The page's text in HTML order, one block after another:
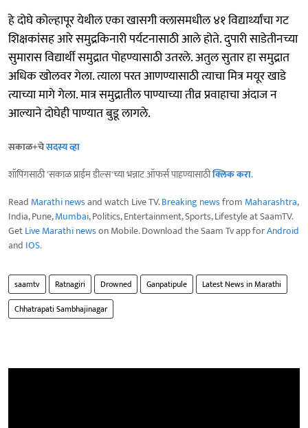
हे दोघे कोल्हापूर येथील एका खासगी क्लासमधील ४१ विद्यार्थ्यांचा गट
शिक्षकांसह आरे समुद्रकिनारी पर्यटनासाठी आले होते. दुपारी साडेतीनच्या
सुमारास विद्यार्थी समुद्रात पोहण्यासाठी उतरले. अतुल सुतार हा समुद्रात
अधिक खोलवर गेला. त्याला परत आणण्यासाठी त्याचा मित्र मयूर खाडे
त्याच्या मागे गेला. मात्र समुद्रातील पाण्याच्या तीव्र प्रवाहाचा अंदाज न
आल्याने दोघेही पाण्यात बुडू लागले.
सकाळ+चेसदस्य व्हा
शॉपिंगसाठी 'सकाळ प्राईम डील्स'च्या भन्नाट ऑफर्स पाहण्यासाठीक्लिक करा.
Read Marathi newsand watch Live TV.Breaking newsfrom Maharashtra,
India, Pune,Mumbai, Politics, Entertainment, Sports, Lifestyle at SaamTV.
GetLive Marathi newson Mobile. Download the Saam Tv app forAndroid
and IOS.
saamtv Ratnagiri Drowned Ganpatipule
Latest News in Marathi
Chhatrapati Sambhajinagar